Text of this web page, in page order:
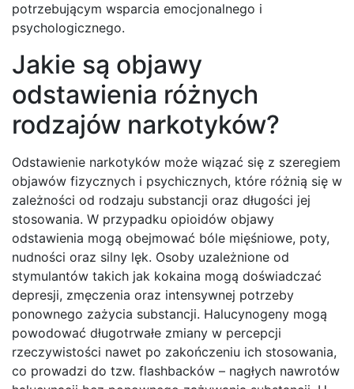
potrzebującym wsparcia emocjonalnego i
psychologicznego.
Jakie są objawy
odstawienia różnych
rodzajów narkotyków?
Odstawienie narkotyków może wiązać się z szeregiem
objawów fizycznych i psychicznych, które różnią się w
zależności od rodzaju substancji oraz długości jej
stosowania. W przypadku opioidów objawy
odstawienia mogą obejmować bóle mięśniowe, poty,
nudności oraz silny lęk. Osoby uzależnione od
stymulantów takich jak kokaina mogą doświadczać
depresji, zmęczenia oraz intensywnej potrzeby
ponownego zażycia substancji. Halucynogeny mogą
powodować długotrwałe zmiany w percepcji
rzeczywistości nawet po zakończeniu ich stosowania,
co prowadzi do tzw. flashbacków – nagłych nawrotów